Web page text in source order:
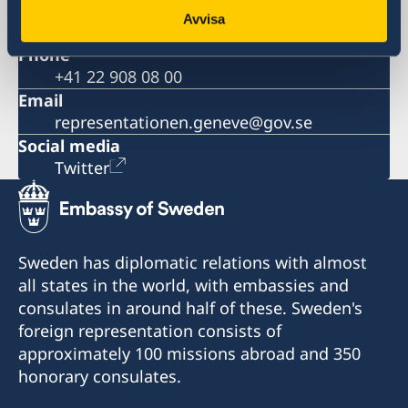
Avvisa
Phone
+41 22 908 08 00
Email
representationen.geneve@gov.se
Social media
Twitter
Sweden has diplomatic relations with almost
all states in the world, with embassies and
consulates in around half of these. Sweden's
foreign representation consists of
approximately 100 missions abroad and 350
honorary consulates.